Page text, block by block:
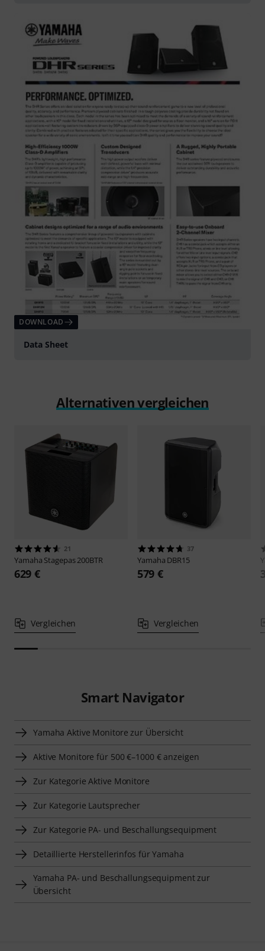
DOWNLOAD
Data Sheet
Alternativen vergleichen
21
Yamaha Stagepas 200BTR
629 €
Vergleichen
37
Yamaha DBR15
579 €
Vergleichen
Smart Navigator
Yamaha Aktive Monitore zur Übersicht
Aktive Monitore für 500 €–1000 € anzeigen
Zur Kategorie Aktive Monitore
Zur Kategorie Lautsprecher
Zur Kategorie PA- und Beschallungsequipment
Detaillierte Herstellerinfos für Yamaha
Yamaha PA- und Beschallungsequipment zur
Übersicht